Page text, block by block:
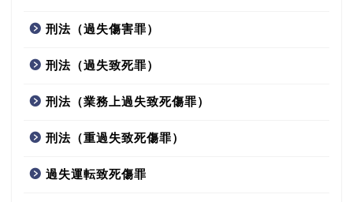
刑法（過失傷害罪）
刑法（過失致死罪）
刑法（業務上過失致死傷罪）
刑法（重過失致死傷罪）
過失運転致死傷罪